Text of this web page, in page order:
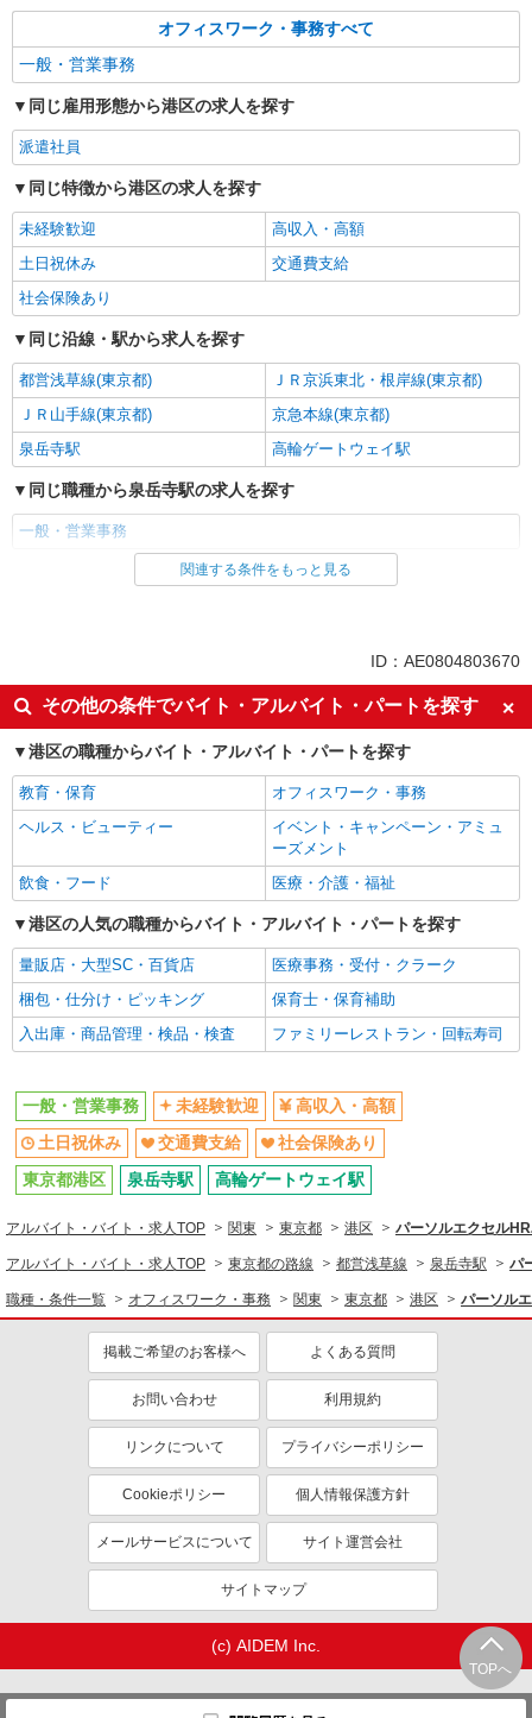
オフィスワーク・事務すべて
一般・営業事務
同じ雇用形態から港区の求人を探す
派遣社員
同じ特徴から港区の求人を探す
未経験歓迎
高収入・高額
土日祝休み
交通費支給
社会保険あり
同じ沿線・駅から求人を探す
都営浅草線(東京都)
ＪＲ京浜東北・根岸線(東京都)
ＪＲ山手線(東京都)
京急本線(東京都)
泉岳寺駅
高輪ゲートウェイ駅
同じ職種から泉岳寺駅の求人を探す
一般・営業事務
同じ雇用形態から泉岳寺駅の求人を探す
未経験歓迎
高収入・高額
土日祝休み
交通費支給
社会保険あり
同じ職種から求人を探す
オフィスワーク・事務
一般・営業事務
同じ特徴から求人を探す
未経験歓迎
土日祝休み
交通費支給
社会保険あり
関連する条件をもっと見る
ID：AE0804803670
その他の条件でバイト・アルバイト・パートを探す
港区の職種からバイト・アルバイト・パートを探す
教育・保育
オフィスワーク・事務
ヘルス・ビューティー
イベント・キャンペーン・アミュ
ーズメント
飲食・フード
医療・介護・福祉
港区の人気の職種からバイト・アルバイト・パートを探す
量販店・大型SC・百貨店
医療事務・受付・クラーク
梱包・仕分け・ピッキング
保育士・保育補助
入出庫・商品管理・検品・検査
ファミリーレストラン・回転寿司
TOPへ
一般・営業事務 未経験歓迎
高収入・高額
土日祝休み
交通費支給
社会保険あり
東京都港区
泉岳寺駅 高輪ゲートウェイ駅
アルバイト・バイト・求人TOP 関東 東京都 港区 パーソルエクセル
アルバイト・バイト・求人TOP 東京都の路線 都営浅草線 泉岳寺駅 パ
職種・条件一覧 オフィスワーク・事務 関東 東京都 港区 パーソル
掲載ご希望のお客様へ よくある質問
お問い合わせ 利用規約
リンクについて プライバシーポリシー
Cookieポリシー 個人情報保護方針
メールサービスについて サイト運営会社
サイトマップ
(c) AIDEM Inc.